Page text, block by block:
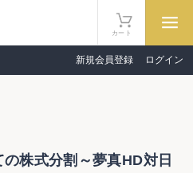
カート
新規会員登録 ログイン
株式分割～夢真HD対日